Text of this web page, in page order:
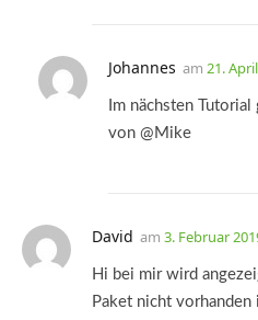
Johannes am 21.
Im nächsten
von @Mike
David am 3. Februar
Hi bei mir wird
Paket nicht